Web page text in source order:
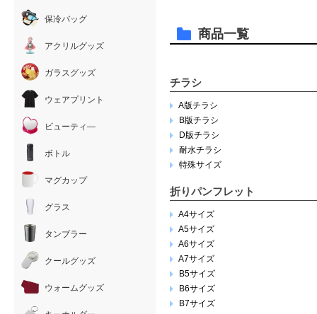
商品一覧
チラシ
A版チラシ
B版チラシ
D版チラシ
耐水チラシ
特殊サイズ
折りパンフレット
A4サイズ
A5サイズ
A6サイズ
A7サイズ
B5サイズ
B6サイズ
B7サイズ
保冷バッグ
アクリルグッズ
ガラスグッズ
ウェアプリント
ビューティ―
ボトル
マグカップ
グラス
タンブラー
クールグッズ
ウォームグッズ